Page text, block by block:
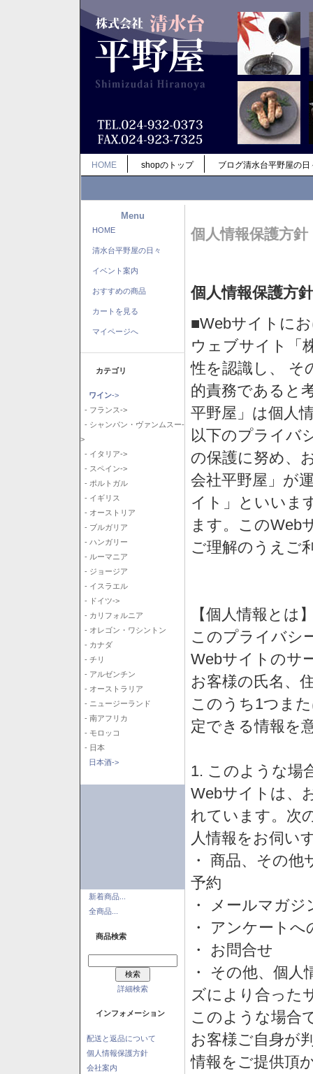
HOME shopのトップ ブログ清水台平野屋の日
Menu
HOME
清水台平野屋の日々
イベント案内
おすすめの商品
カートを見る
マイページへ
カテゴリ
ワイン->
- フランス->
- シャンパン・ヴァンムスー-
>
- イタリア->
- スペイン->
- ポルトガル
- イギリス
- オーストリア
- ブルガリア
- ハンガリー
- ルーマニア
- ジョージア
- イスラエル
- ドイツ->
- カリフォルニア
- オレゴン・ワシントン
- カナダ
- チリ
- アルゼンチン
- オーストラリア
- ニュージーランド
- 南アフリカ
- モロッコ
- 日本
日本酒->
新着商品...
全商品...
商品検索
詳細検索
インフォメーション
配送と返品について
個人情報保護方針
会社案内
個人情報保護方針
個人情報保護方針
■Webサイトに
ウェブサイト「
性を認識し、 そ
的責務であると
平野屋」は個人
以下のプライバ
の保護に努め、
会社平野屋」が
イト」といいま
ます。このWeb
ご理解のうえご
【個人情報とは
このプライバシ
Webサイトのサ
お客様の氏名、
このうち1つま
定できる情報を
1. このような場
Webサイトは、
れています。次
人情報をお伺い
・ 商品、その
予約
・ メールマガ
・ アンケートへ
・ お問合せ
・ その他、個
ズにより合った
このような場合
お客様ご自身が
情報をご提供頂